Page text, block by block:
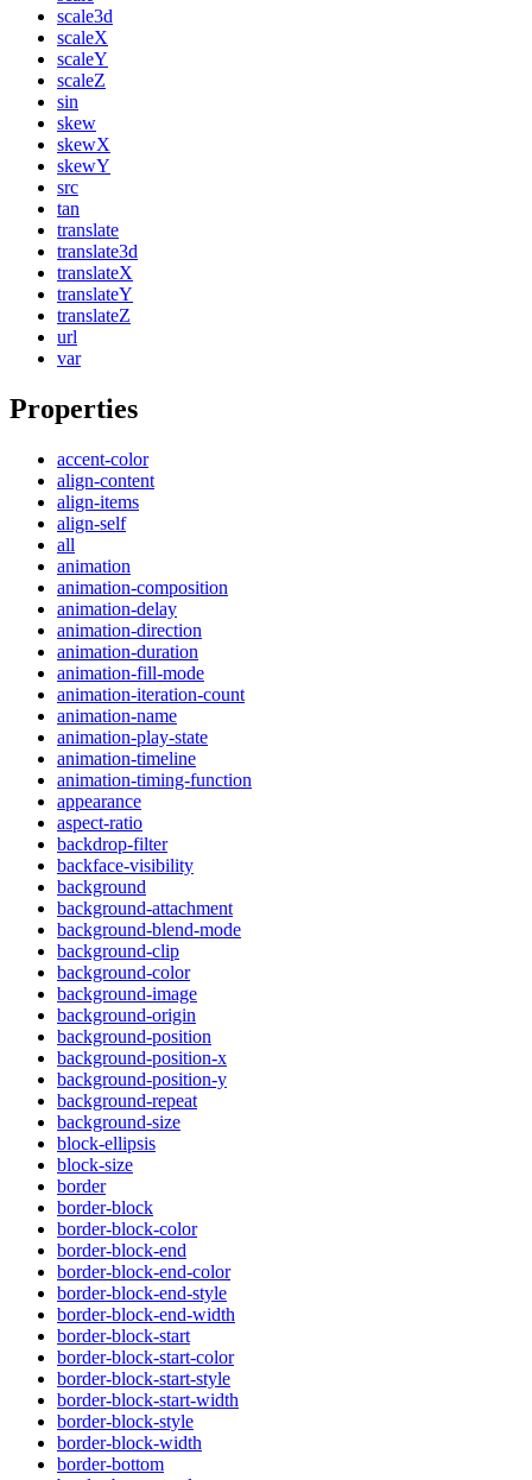
scale3d
scaleX
scaleY
scaleZ
sin
skew
skewX
skewY
src
tan
translate
translate3d
translateX
translateY
translateZ
url
var
Properties
accent-color
align-content
align-items
align-self
all
animation
animation-composition
animation-delay
animation-direction
animation-duration
animation-fill-mode
animation-iteration-count
animation-name
animation-play-state
animation-timeline
animation-timing-function
appearance
aspect-ratio
backdrop-filter
backface-visibility
background
background-attachment
background-blend-mode
background-clip
background-color
background-image
background-origin
background-position
background-position-x
background-position-y
background-repeat
background-size
block-ellipsis
block-size
border
border-block
border-block-color
border-block-end
border-block-end-color
border-block-end-style
border-block-end-width
border-block-start
border-block-start-color
border-block-start-style
border-block-start-width
border-block-style
border-block-width
border-bottom